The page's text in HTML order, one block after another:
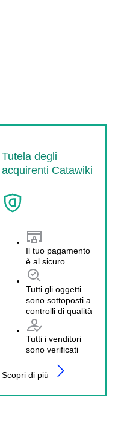
Tutela degli
acquirenti Catawiki
Il tuo pagamento
è al sicuro
Tutti gli oggetti
sono sottoposti a
controlli di qualità
Tutti i venditori
sono verificati
Scopri di più